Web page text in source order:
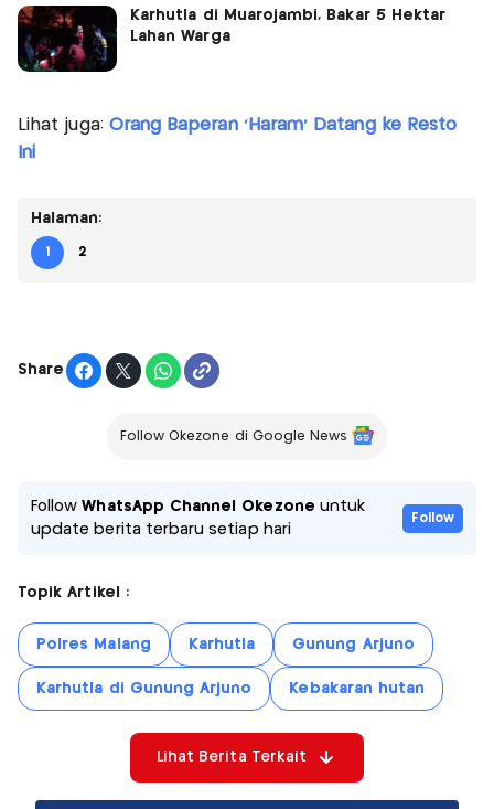
Karhutla di Muarojambi, Bakar 5 Hektar
Lahan Warga
Lihat juga: Orang Baperan 'Haram' Datang ke Resto
Ini
Halaman:
1 2
Share
Follow Okezone di Google News
FollowWhatsApp Channel Okezone untuk
update berita terbaru setiap hari
Follow
Topik Artikel :
Polres Malang Karhutla Gunung Arjuno
Karhutla di Gunung Arjuno Kebakaran hutan
Lihat Berita Terkait